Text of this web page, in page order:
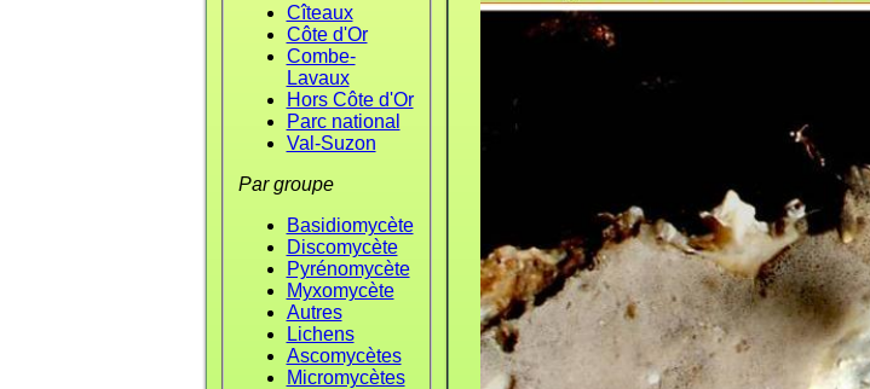
Cîteaux
Côte d'Or
Combe-
Lavaux
Hors Côte d'Or
Parc national
Val-Suzon
Par groupe
Basidiomycète
Discomycète
Pyrénomycète
Myxomycète
Autres
Lichens
Ascomycètes
Micromycètes